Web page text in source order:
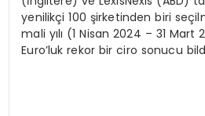
yenilikçi 100 şirketinden biri
mali yılı (1 Nisan 2024 – 31
Euro’luk rekor bir ciro sonucu